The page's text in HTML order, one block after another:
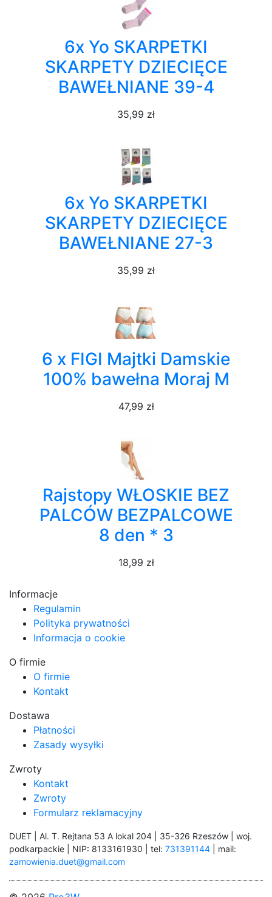
6x Yo SKARPETKI
SKARPETY DZIECIĘCE
BAWEŁNIANE 39-4
35,99 zł
6x Yo SKARPETKI
SKARPETY DZIECIĘCE
BAWEŁNIANE 27-3
35,99 zł
6 x FIGI Majtki Damskie
100% bawełna Moraj M
47,99 zł
Rajstopy WŁOSKIE BEZ
PALCÓW BEZPALCOWE
8 den * 3
18,99 zł
Informacje
Regulamin
Polityka prywatności
Informacja o cookie
O firmie
O firmie
Kontakt
Dostawa
Płatności
Zasady wysyłki
Zwroty
Kontakt
Zwroty
Formularz reklamacyjny
DUET | Al. T. Rejtana 53 A lokal 204 | 35-326 Rzeszów | woj.
podkarpackie | NIP: 8133161930 | tel: 731391144 | mail:
zamowienia.duet@gmail.com